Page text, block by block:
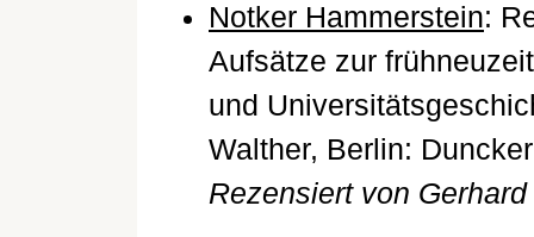
Notker Hammerstein:
Aufsätze zur
und
Walther, Berlin:
Rezensiert von